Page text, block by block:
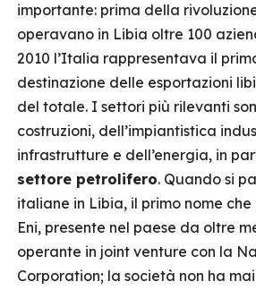
importante: prima della
operavano in Libia oltre 100
2010 l’Italia rappresentava il
destinazione delle esportazioni
del totale. I settori più rilevanti
costruzioni, dell’impiantistica
infrastrutture e dell’energia, in
settore petrolifero. Quando si
italiane in Libia, il primo nome
Eni, presente nel paese da oltre
operante in joint venture con la
Corporation; la società non ha mai